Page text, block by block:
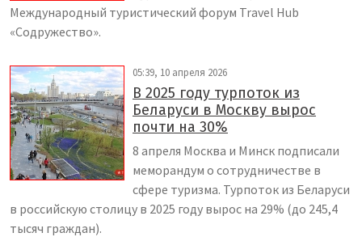
Международный туристический форум Travel Hub
«Содружество».
05:39, 10 апреля 2026
В 2025 году турпоток из
Беларуси в Москву вырос
почти на 30%
8 апреля Москва и Минск подписали
меморандум о сотрудничестве в
сфере туризма. Турпоток из Беларуси
в российскую столицу в 2025 году вырос на 29% (до 245,4
тысяч граждан).